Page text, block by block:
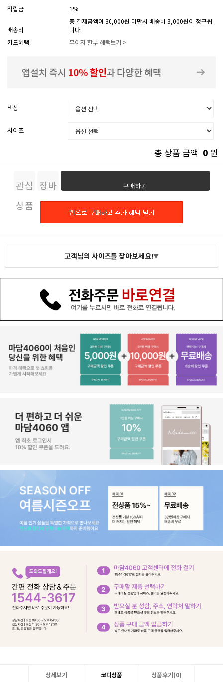
적립금 1%
배송비
총 결제금액이 30,000원 미만시 배송비 3,000원이 청구됩
니다.
카드혜택
무이자 할부 혜택보기 >
색상
사이즈
총 상품 금액 0 원
관심
상품
장바
구니
구매하기
고객님의 사이즈를 찾아보세요!▼
상세보기 코디상품 상품후기(0)